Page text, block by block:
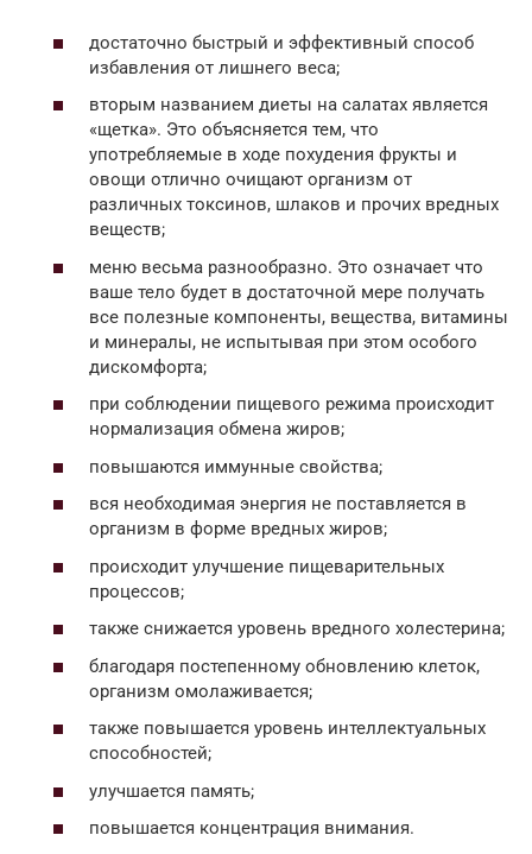
достаточно быстрый и эффективный способ
избавления от лишнего веса;
вторым названием диеты на салатах является
«щетка». Это объясняется тем, что
употребляемые в ходе похудения фрукты и
овощи отлично очищают организм от
различных токсинов, шлаков и прочих вредных
веществ;
меню весьма разнообразно. Это означает что
ваше тело будет в достаточной мере получать
все полезные компоненты, вещества, витамины
и минералы, не испытывая при этом особого
дискомфорта;
при соблюдении пищевого режима происходит
нормализация обмена жиров;
повышаются иммунные свойства;
вся необходимая энергия не поставляется в
организм в форме вредных жиров;
происходит улучшение пищеварительных
процессов;
также снижается уровень вредного холестерина;
благодаря постепенному обновлению клеток,
организм омолаживается;
также повышается уровень интеллектуальных
способностей;
улучшается память;
повышается концентрация внимания.